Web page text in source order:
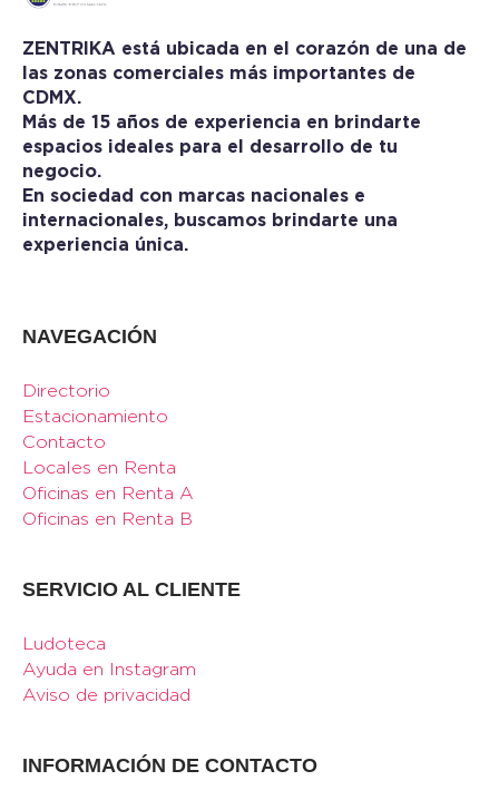
ZENTRIKA está ubicada en el corazón de una de
las zonas comerciales más importantes de
CDMX.
Más de 15 años de experiencia en brindarte
espacios ideales para el desarrollo de tu
negocio.
En sociedad con marcas nacionales e
internacionales, buscamos brindarte una
experiencia única.
NAVEGACIÓN
Directorio
Estacionamiento
Contacto
Locales en Renta
Oficinas en Renta A
Oficinas en Renta B
SERVICIO AL CLIENTE
Ludoteca
Ayuda en Instagram
Aviso de privacidad
INFORMACIÓN DE CONTACTO